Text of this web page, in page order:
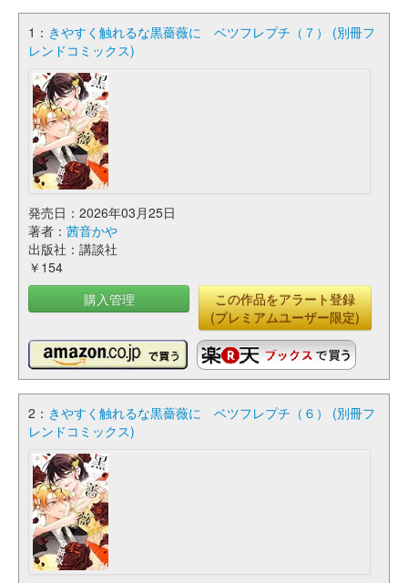
1： きやすく触れるな黒薔薇に ベツフレプチ（７） (別冊フ
レンドコミックス)
発売日：2026年03月25日
著者： 茜音かや
出版社：講談社
￥154
購入管理
この作品をアラート登録
(プレミアムユーザー限定)
2： きやすく触れるな黒薔薇に ベツフレプチ（６） (別冊フ
レンドコミックス)